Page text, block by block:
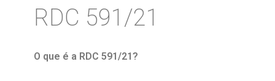
RDC 591/21
O que é a RDC 591/21?